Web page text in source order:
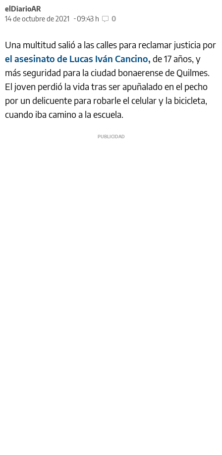
elDiarioAR
14 de octubre de 2021
09:43 h 0
Una multitud salió a las calles para reclamar justicia por
el asesinato de Lucas Iván Cancino, de 17 años, y
más seguridad para la ciudad bonaerense de Quilmes.
El joven perdió la vida tras ser apuñalado en el pecho
por un delicuente para robarle el celular y la bicicleta,
cuando iba camino a la escuela.